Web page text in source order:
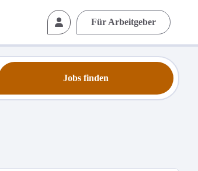
Für Arbeitgeber
Jobs finden